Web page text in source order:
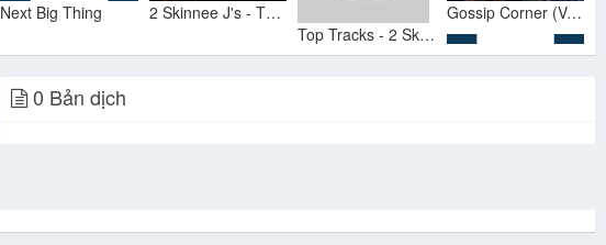
Next Big Thing
2 Skinnee J's - The Whammy (Live on the 311 Cruise 2012)
Top Tracks - 2 Skinnee J's
Gossip Corner (Volume 2: Dying to be skinny)
Deal Of The Century BBQ - 2 Skinnee Js
3 Minutes
0 Bản dịch